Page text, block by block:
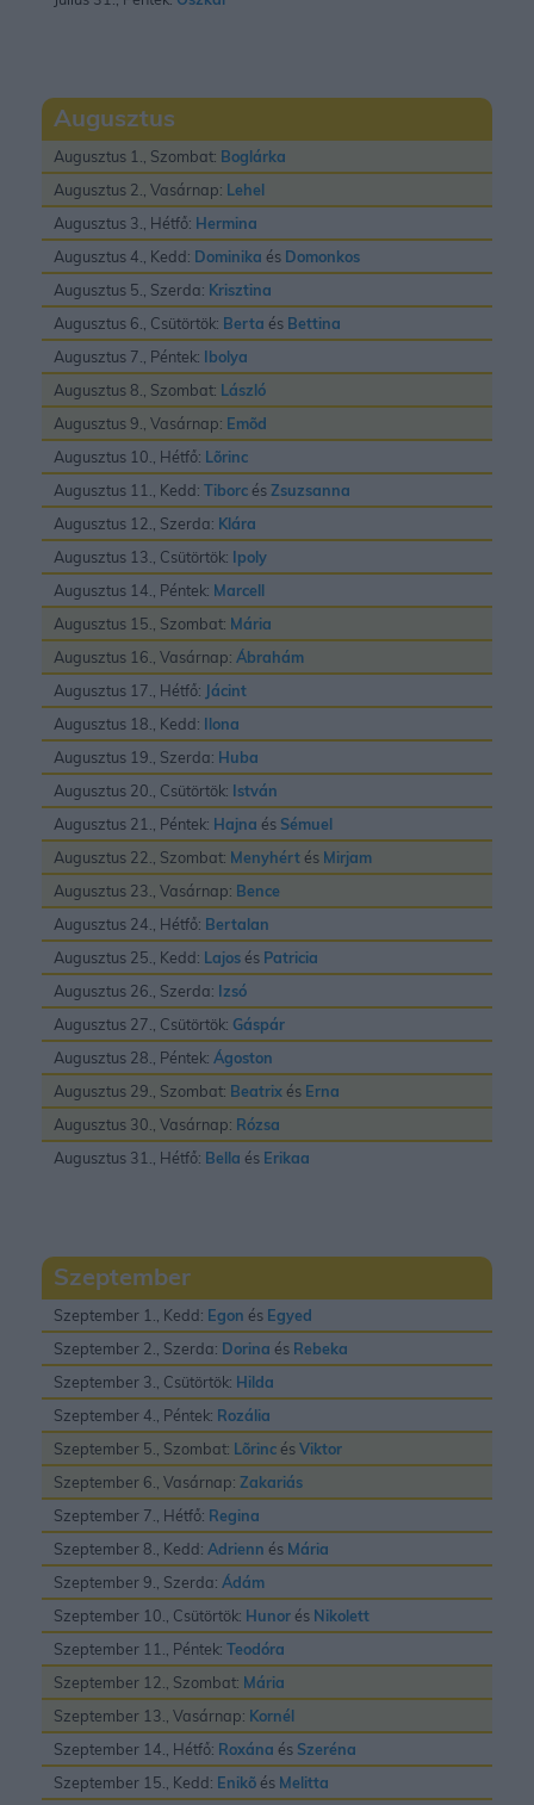
Augusztus
Augusztus 1., Szombat: Boglárka
Augusztus 2., Vasárnap: Lehel
Augusztus 3., Hétfő: Hermina
Augusztus 4., Kedd: Dominika és Domonkos
Augusztus 5., Szerda: Krisztina
Augusztus 6., Csütörtök: Berta és Bettina
Augusztus 7., Péntek: Ibolya
Augusztus 8., Szombat: László
Augusztus 9., Vasárnap: Emõd
Augusztus 10., Hétfő: Lõrinc
Augusztus 11., Kedd: Tiborc ésZsuzsanna
Augusztus 12., Szerda: Klára
Augusztus 13., Csütörtök: Ipoly
Augusztus 14., Péntek: Marcell
Augusztus 15., Szombat: Mária
Augusztus 16., Vasárnap: Ábrahám
Augusztus 17., Hétfő: Jácint
Augusztus 18., Kedd: Ilona
Augusztus 19., Szerda: Huba
Augusztus 20., Csütörtök: István
Augusztus 21., Péntek: Hajna és Sémuel
Augusztus 22., Szombat: Menyhért és Mirjam
Augusztus 23., Vasárnap: Bence
Augusztus 24., Hétfő: Bertalan
Augusztus 25., Kedd: Lajos és Patricia
Augusztus 26., Szerda: Izsó
Augusztus 27., Csütörtök: Gáspár
Augusztus 28., Péntek: Ágoston
Augusztus 29., Szombat: Beatrix és Erna
Augusztus 30., Vasárnap: Rózsa
Augusztus 31., Hétfő: Bella és Erikaa
Szeptember
Szeptember 1., Kedd: Egon és Egyed
Szeptember 2., Szerda: Dorina és Rebeka
Szeptember 3., Csütörtök: Hilda
Szeptember 4., Péntek: Rozália
Szeptember 5., Szombat: Lõrinc ésViktor
Szeptember 6., Vasárnap: Zakariás
Szeptember 7., Hétfő: Regina
Szeptember 8., Kedd: Adrienn és Mária
Szeptember 9., Szerda: Ádám
Szeptember 10., Csütörtök: Hunor és Nikolett
Szeptember 11., Péntek: Teodóra
Szeptember 12., Szombat: Mária
Szeptember 13., Vasárnap: Kornél
Szeptember 14., Hétfő: Roxána és Szeréna
Szeptember 15., Kedd: Enikõ és Melitta